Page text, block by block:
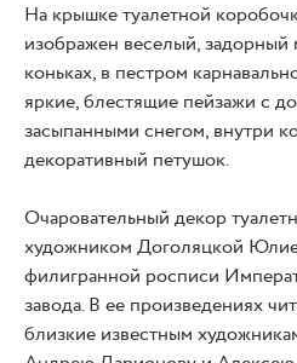
На крышке туалетной
изображен веселый, задорный
коньках, в пестром
яркие, блестящие пейзажи с
засыпанными снегом, внутри
декоративный петушок.
Очаровательный декор
художником Доголяцкой
филигранной росписи
завода. В ее произведениях
близкие известным